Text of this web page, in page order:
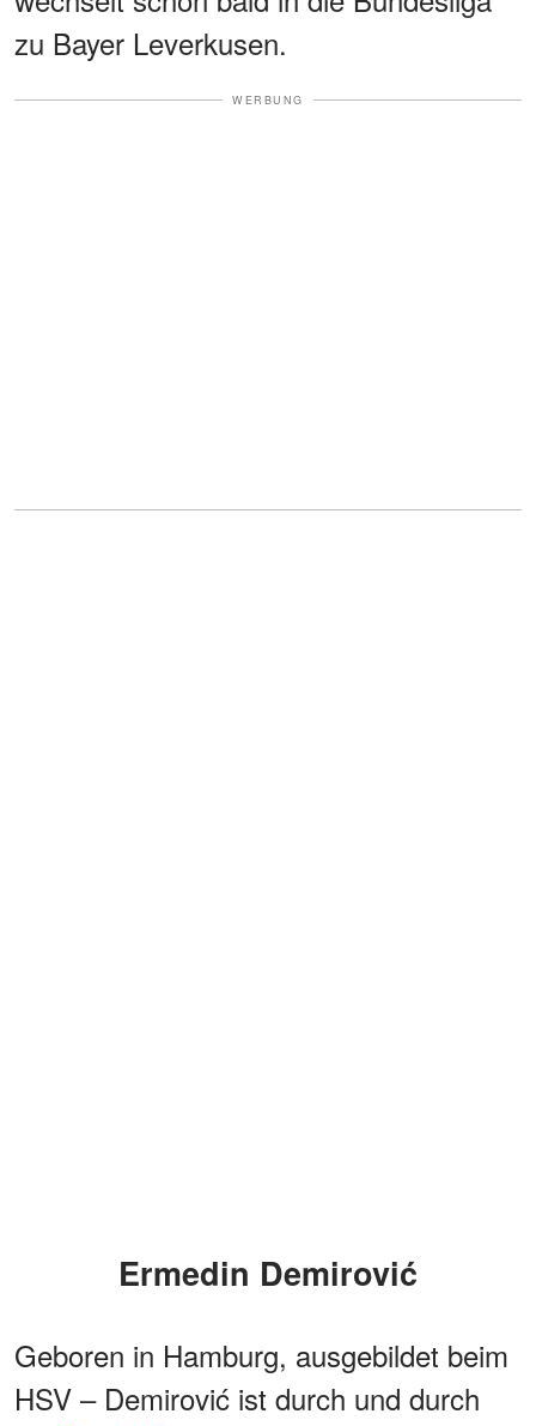
zu Bayer Leverkusen.
WERBUNG
Ermedin Demirović
Geboren in Hamburg, ausgebildet beim
HSV – Demirović ist durch und durch